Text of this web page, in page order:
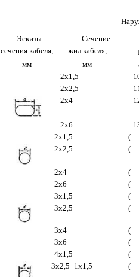
Эскизы
Сечение
сечения кабеля,
жил кабеля,
мм
мм
2х1,5
2х2,5
2х4
2х6
2х1,5
(
2х2,5
(
2х4
(
2х6
(
3х1,5
(
3х2,5
(
3х4
(
3х6
(
4х1,5
(
3х2,5+1х1,5
(